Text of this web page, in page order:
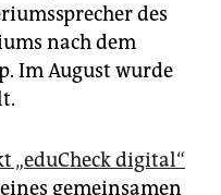
des
nach dem
Im August wurde
„eduCheck digital“
gemeinsamen